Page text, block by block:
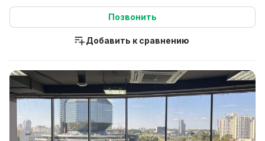
Позвонить
Добавить к сравнению